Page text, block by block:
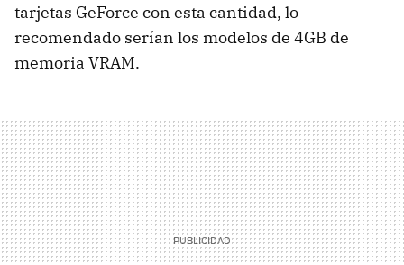
tarjetas GeForce con esta cantidad, lo
recomendado serían los modelos de 4GB de
memoria VRAM.